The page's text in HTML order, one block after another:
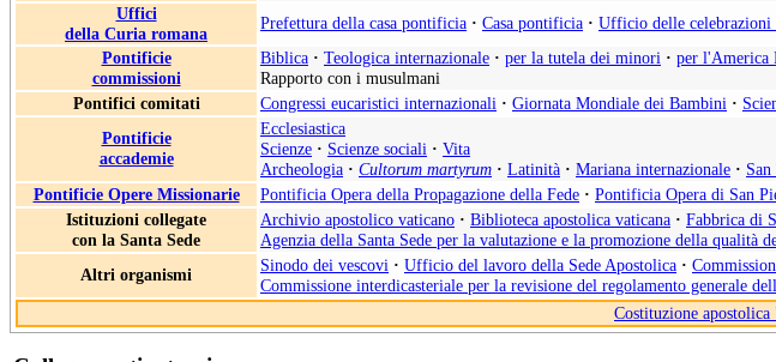
Uffici
della Curia romana
Prefettura della casa pontificia · Casa pontificia · Ufficio delle celebrazioni
Pontificie
commissioni
Biblica · Teologica internazionale · per la tutela dei minori · per l'America
Rapporto con i musulmani
Pontifici comitati
Congressi eucaristici internazionali · Giornata Mondiale dei Bambini ·
Pontificie
accademie
Ecclesiastica
Scienze · Scienze sociali · Vita
Archeologia · Cultorum martyrum · Latinità · Mariana internazionale ·
Pontificie Opere Missionarie
Pontificia Opera della Propagazione della Fede · Pontificia Opera di San
Istituzioni collegate
con la Santa Sede
Archivio apostolico vaticano · Biblioteca apostolica vaticana · Fabbrica di
Agenzia della Santa Sede per la valutazione e la promozione della qualità
Altri organismi
Sinodo dei vescovi · Ufficio del lavoro della Sede Apostolica ·
Commissione interdicasteriale per la revisione del regolamento generale
Costituzione apostolica